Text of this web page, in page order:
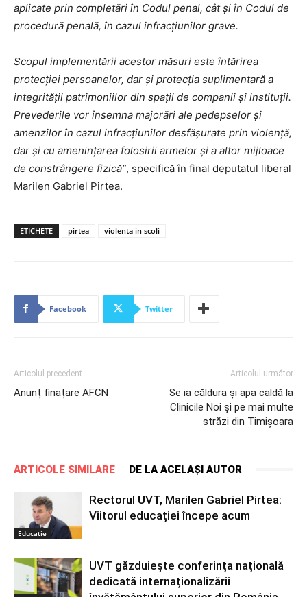
aplicate prin completări în Codul penal, cât și în Codul de
procedură penală, în cazul infracțiunilor grave.
Scopul implementării acestor măsuri este întărirea
protecției persoanelor, dar și protecția suplimentară a
integrității patrimoniilor din spații de companii și instituții.
Prevederile vor însemna majorări ale pedepselor și
amenzilor în cazul infracțiunilor desfășurate prin violență,
dar și cu amenințarea folosirii armelor și a altor mijloace
de constrângere fizică”, specifică în final deputatul liberal
Marilen Gabriel Pirtea.
ETICHETE pirtea violenta in scoli
Facebook Twitter
Articolul precedent
Anunț finațare AFCN
Articolul următor
Se ia căldura şi apa caldă la
Clinicile Noi şi pe mai multe
străzi din Timişoara
ARTICOLE SIMILARE DE LA ACELAȘI AUTOR
Educatie
Rectorul UVT, Marilen Gabriel Pirtea:
Viitorul educației începe acum
UVT găzduiește conferința națională
dedicată internaționalizării